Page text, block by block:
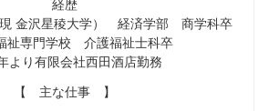
経歴
現 金沢星稜大学） 経済学部 商学科卒
祉専門学校 介護福祉士科卒
より有限会社西田酒店勤務
【 主な仕事 】